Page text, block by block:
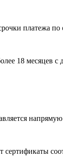
платежа по
18 месяцев
сертификаты